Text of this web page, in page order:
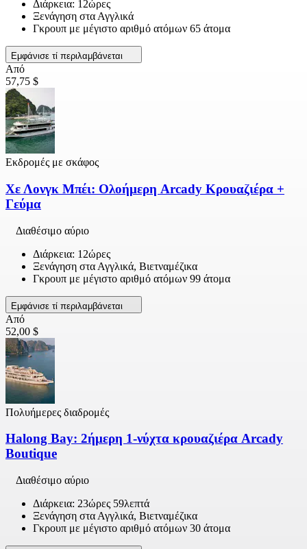
Διάρκεια: 12ώρες
Ξενάγηση στα Αγγλικά
Γκρουπ με μέγιστο αριθμό ατόμων 65 άτομα
Εμφάνισε τί περιλαμβάνεται
Από
57,75 $
Εκδρομές με σκάφος
Χε Λονγκ Μπέι: Ολοήμερη Arcady Κρουαζιέρα +
Γεύμα
Διαθέσιμο αύριο
Διάρκεια: 12ώρες
Ξενάγηση στα Αγγλικά, Βιετναμέζικα
Γκρουπ με μέγιστο αριθμό ατόμων 99 άτομα
Εμφάνισε τί περιλαμβάνεται
Από
52,00 $
Πολυήμερες διαδρομές
Halong Bay: 2ήμερη 1-νύχτα κρουαζιέρα Arcady
Boutique
Διαθέσιμο αύριο
Διάρκεια: 23ώρες 59λεπτά
Ξενάγηση στα Αγγλικά, Βιετναμέζικα
Γκρουπ με μέγιστο αριθμό ατόμων 30 άτομα